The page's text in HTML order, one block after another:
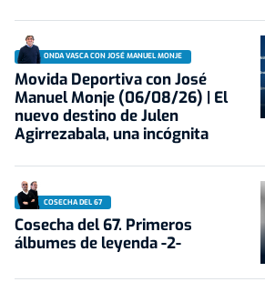
ONDA VASCA CON JOSÉ MANUEL MONJE
Movida Deportiva con José
Manuel Monje (06/08/26) | El
nuevo destino de Julen
Agirrezabala, una incógnita
COSECHA DEL 67
Cosecha del 67. Primeros
álbumes de leyenda -2-